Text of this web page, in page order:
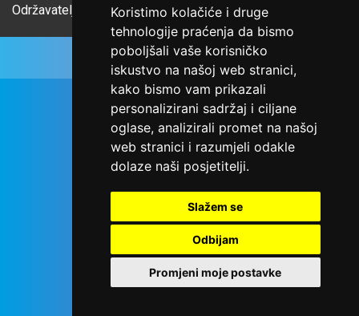
Koristimo kolačiće i druge
tehnologije praćenja da bismo
poboljšali vaše korisničko
iskustvo na našoj web stranici,
kako bismo vam prikazali
personalizirani sadržaj i ciljane
oglase, analizirali promet na našoj
web stranici i razumjeli odakle
dolaze naši posjetitelji.
Slažem se
Odbijam
Promjeni moje postavke
Održavatelj Netcom d.o.o., Riva 6, Rijeka